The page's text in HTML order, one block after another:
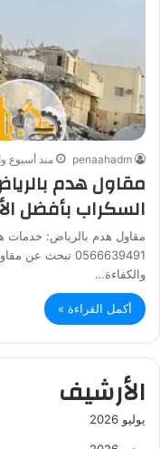
penaahadm منذ أسبوع
مقاول هدم
السكراب بأفضل الأسعار
مقاول هدم بالرياض: خدمات
0566639491
والكفاءة…
أكمل القراءة »
الأرشيف
يوليو 2026